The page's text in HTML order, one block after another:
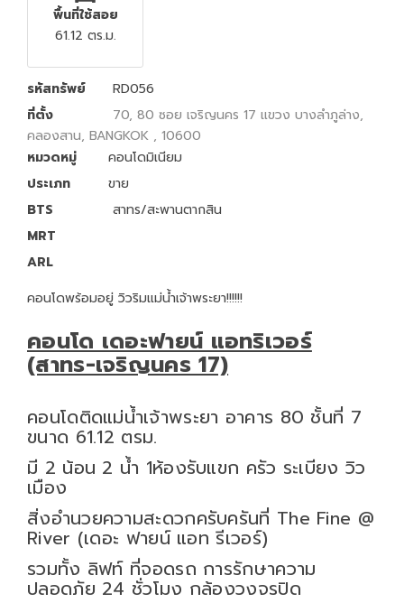
พื้นที่ใช้สอย
61.12 ตร.ม.
รหัสทรัพย์
RD056
ที่ตั้ง
70, 80 ซอย เจริญนคร 17 แขวง บางลำภูล่าง,
คลองสาน, BANGKOK , 10600
หมวดหมู่
คอนโดมิเนียม
ประเภท
ขาย
BTS
สาทร/สะพานตากสิน
MRT
ARL
คอนโดพร้อมอยู่ วิวริมแม่น้ำเจ้าพระยา!!!!!!
คอนโด เดอะฟายน์ แอทริเวอร์
(สาทร-เจริญนคร 17)
คอนโดติดแม่น้ำเจ้าพระยา อาคาร 80 ชั้นที่ 7
ขนาด 61.12 ตรม.
มี 2 น้อน 2 น้ำ 1ห้องรับแขก ครัว ระเบียง วิว
เมือง
สิ่งอำนวยความสะดวกครับครันที่ The Fine @
River (เดอะ ฟายน์ แอท รีเวอร์)
รวมทั้ง ลิฟท์ ที่จอดรถ การรักษาความ
ปลอดภัย 24 ชั่วโมง กล้องวงจรปิด